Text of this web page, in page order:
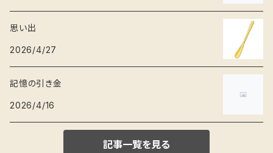
思い出
2026/4/27
記憶の引き金
2026/4/16
記事一覧を見る